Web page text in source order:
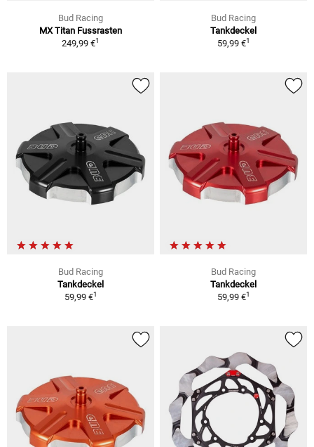
Bud Racing
MX Titan Fussrasten
249,99 €1
Bud Racing
Tankdeckel
59,99 €1
Bud Racing
Tankdeckel
59,99 €1
Bud Racing
Tankdeckel
59,99 €1